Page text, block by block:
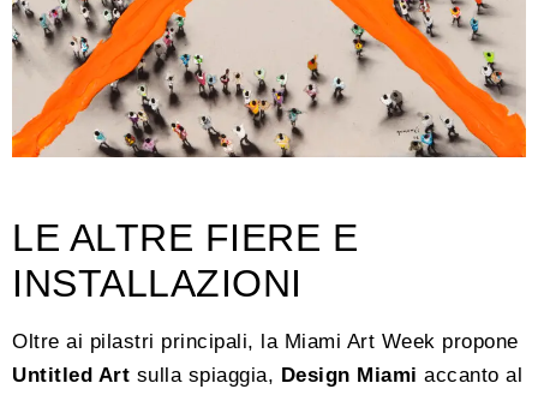
LE ALTRE FIERE E
INSTALLAZIONI
Oltre ai pilastri principali, la Miami Art Week propone
Untitled Art sulla spiaggia, Design Miami accanto al